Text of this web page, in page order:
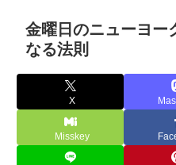
金曜日のニューヨー
なる法則
X
Misskey